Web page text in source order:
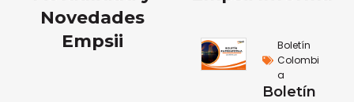
Novedades
Empsii
Boletín
Colombi
a
Boletín